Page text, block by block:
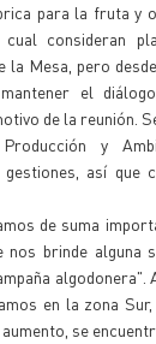
para la fruta y
consideran
Mesa, pero
mantener el
de la reunión.
y
así que
de suma
nos brinde alguna
algodonera".
en la zona
se